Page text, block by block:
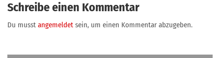
Schreibe einen Kommentar
Du musst angemeldet sein, um einen Kommentar abzugeben.